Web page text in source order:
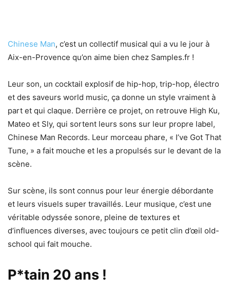
Chinese Man, c’est un collectif musical qui a vu le jour à
Aix-en-Provence qu’on aime bien chez Samples.fr !
Leur son, un cocktail explosif de hip-hop, trip-hop, électro
et des saveurs world music, ça donne un style vraiment à
part et qui claque. Derrière ce projet, on retrouve High Ku,
Mateo et Sly, qui sortent leurs sons sur leur propre label,
Chinese Man Records. Leur morceau phare, « I’ve Got That
Tune, » a fait mouche et les a propulsés sur le devant de la
scène.
Sur scène, ils sont connus pour leur énergie débordante
et leurs visuels super travaillés. Leur musique, c’est une
véritable odyssée sonore, pleine de textures et
d’influences diverses, avec toujours ce petit clin d’œil old-
school qui fait mouche.
P*tain 20 ans !